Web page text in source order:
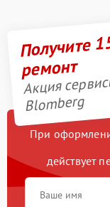
Получите
ремонт
Акция
Blomberg
При
действует